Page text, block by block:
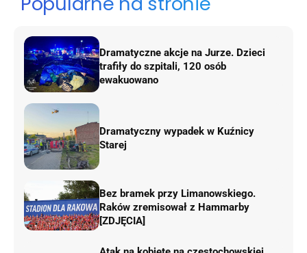
Dramatyczne akcje na Jurze. Dzieci
trafiły do szpitali, 120 osób
ewakuowano
Dramatyczny wypadek w Kuźnicy
Starej
Bez bramek przy Limanowskiego.
Raków zremisował z Hammarby
[ZDJĘCIA]